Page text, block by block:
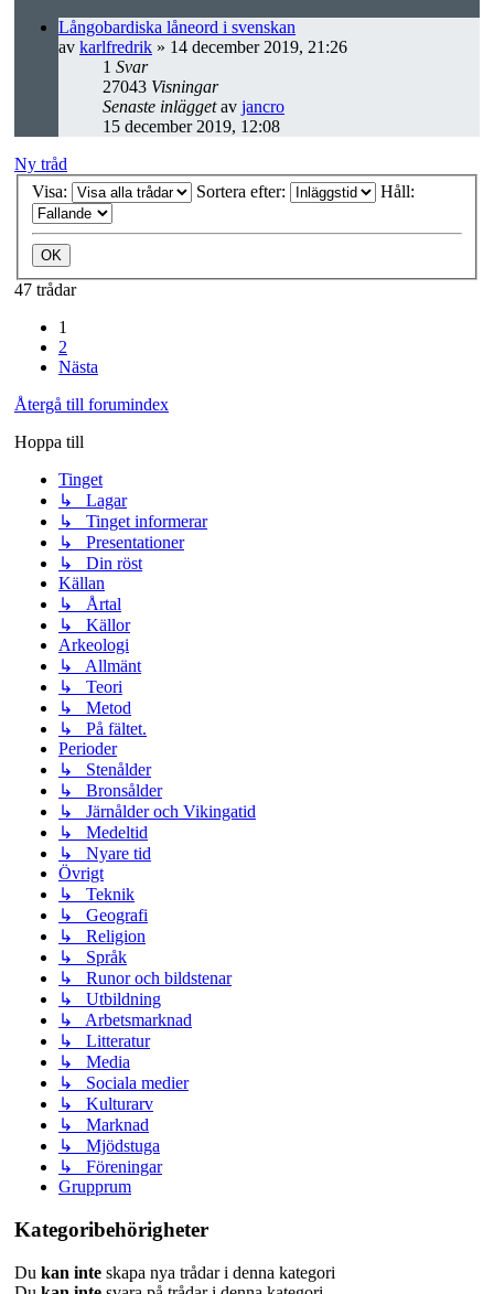
Långobardiska låneord i svenskan
av karlfredrik » 14 december 2019, 21:26
1 Svar
27043 Visningar
Senaste inläggetav jancro
15 december 2019, 12:08
Ny tråd
Visa:
Sortera efter: Håll:
47 trådar
1
2
Nästa
Återgå till forumindex
Hoppa till
Tinget
↳ Lagar
↳ Tinget informerar
↳ Presentationer
↳ Din röst
Källan
↳ Årtal
↳ Källor
Arkeologi
↳ Allmänt
↳ Teori
↳ Metod
↳ På fältet.
Perioder
↳ Stenålder
↳ Bronsålder
↳ Järnålder och Vikingatid
↳ Medeltid
↳ Nyare tid
Övrigt
↳ Teknik
↳ Geografi
↳ Religion
↳ Språk
↳ Runor och bildstenar
↳ Utbildning
↳ Arbetsmarknad
↳ Litteratur
↳ Media
↳ Sociala medier
↳ Kulturarv
↳ Marknad
↳ Mjödstuga
↳ Föreningar
Grupprum
Kategoribehörigheter
Du kan inte skapa nya trådar i denna kategori